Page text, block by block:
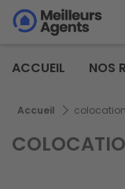
Aller
au
principal
Aller au
principal
Agents
ACCUEIL NOS
Fil d'Ariane
Accueil colocation